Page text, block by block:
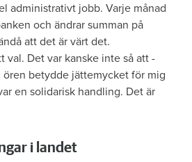
administrativt jobb. Varje månad
och ändrar summan på
att det är värt det.
val. Det var kanske inte så att
betydde jättemycket för mig
en ­solidarisk handling. Det är
i landet